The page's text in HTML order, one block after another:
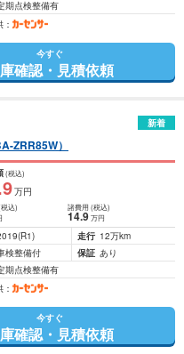
期点検整備有
今すぐ
確認・見積依頼
新着
ZRR85W）
(税込)
万円
込) 諸費用 (税込)
14.9 万円
(R1) 走行 12万km
検整備付 保証 あり
期点検整備有
今すぐ
確認・見積依頼